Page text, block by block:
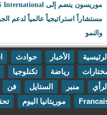
موريسون ينضم إلى BLS International
عالمياً لدعم الجودة
حوادث
اقتصاد
تكنلوجيا
مقابلات
فن
اتصل بنا
اليوم تحقيقات